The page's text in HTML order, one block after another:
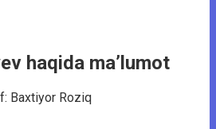
haqida ma’lumot
Baxtiyor Roziq